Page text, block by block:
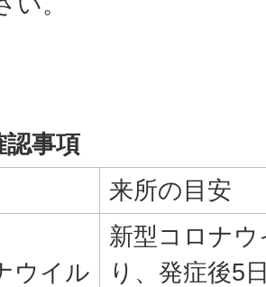
認事項
来所の目安
ウイル
新型コロナ
り、発症後5